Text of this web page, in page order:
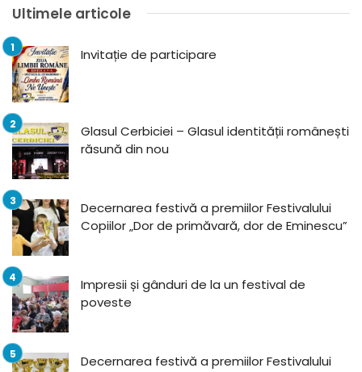
Ultimele articole
Invitație de participare
Glasul Cerbiciei – Glasul identității românești
răsună din nou
Decernarea festivă a premiilor Festivalului
Copiilor „Dor de primăvară, dor de Eminescu”
Impresii și gânduri de la un festival de
poveste
Decernarea festivă a premiilor Festivalului